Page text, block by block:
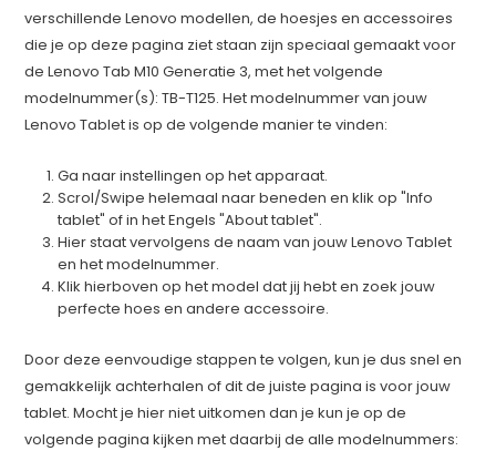
verschillende Lenovo modellen, de hoesjes en accessoires
die je op deze pagina ziet staan zijn speciaal gemaakt voor
de Lenovo Tab M10 Generatie 3, met het volgende
modelnummer(s): TB-T125. Het modelnummer van jouw
Lenovo Tablet is op de volgende manier te vinden:
Ga naar instellingen op het apparaat.
Scrol/Swipe helemaal naar beneden en klik op "Info
tablet" of in het Engels "About tablet".
Hier staat vervolgens de naam van jouw Lenovo Tablet
en het modelnummer.
Klik hierboven op het model dat jij hebt en zoek jouw
perfecte hoes en andere accessoire.
Door deze eenvoudige stappen te volgen, kun je dus snel en
gemakkelijk achterhalen of dit de juiste pagina is voor jouw
tablet. Mocht je hier niet uitkomen dan je kun je op de
volgende pagina kijken met daarbij de alle modelnummers: